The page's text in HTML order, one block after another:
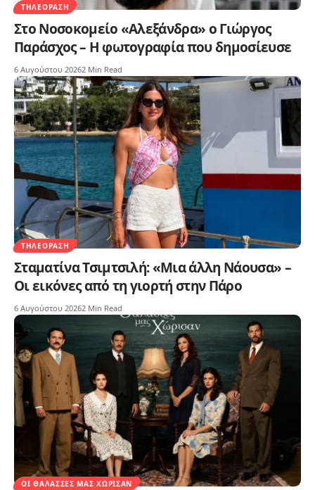
ΤΗΛΕΌΡΑΣΗ
Στο Νοσοκομείο «Αλεξάνδρα» ο Γιώργος
Παράσχος – Η φωτογραφία που δημοσίευσε
6 Αυγούστου 20262 Min Read
ΤΗΛΕΌΡΑΣΗ
Σταματίνα Τσιμτσιλή: «Μια άλλη Νάουσα» –
Οι εικόνες από τη γιορτή στην Πάρο
6 Αυγούστου 20262 Min Read
ΟΙ ΘΆΛΑΣΣΕΣ ΜΑΣ ΧΏΡΙΣΑΝ